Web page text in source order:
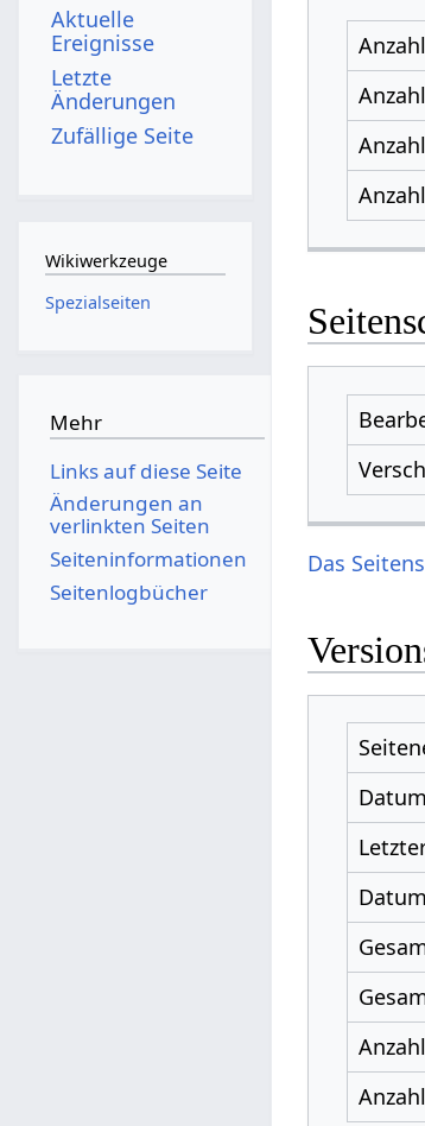
Das
Aktuelle
Ereignisse
Letzte
Änderungen
Zufällige Seite
Wikiwerkzeuge
Spezialseiten
Mehr
Links auf diese Seite
Änderungen an
verlinkten Seiten
Seiten­­informationen
Seitenlogbücher